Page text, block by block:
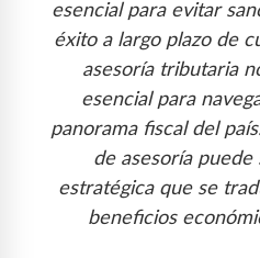
esencial para evitar
éxito a largo plazo de
asesoría tributaria
esencial para
panorama fiscal del
de asesoría
estratégica que se
beneficios